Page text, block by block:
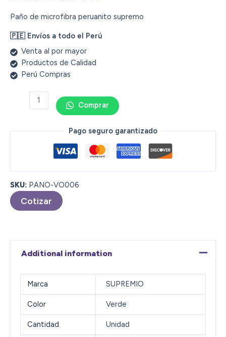
Paño de microfibra peruanito supremo
🇵🇪 Envíos a todo el Perú
Venta al por mayor
Productos de Calidad
Perú Compras
Comprar
Pago seguro garantizado
SKU: PANO-VO006
Cotizar
Additional information
Marca SUPREMIO
Color Verde
Cantidad Unidad